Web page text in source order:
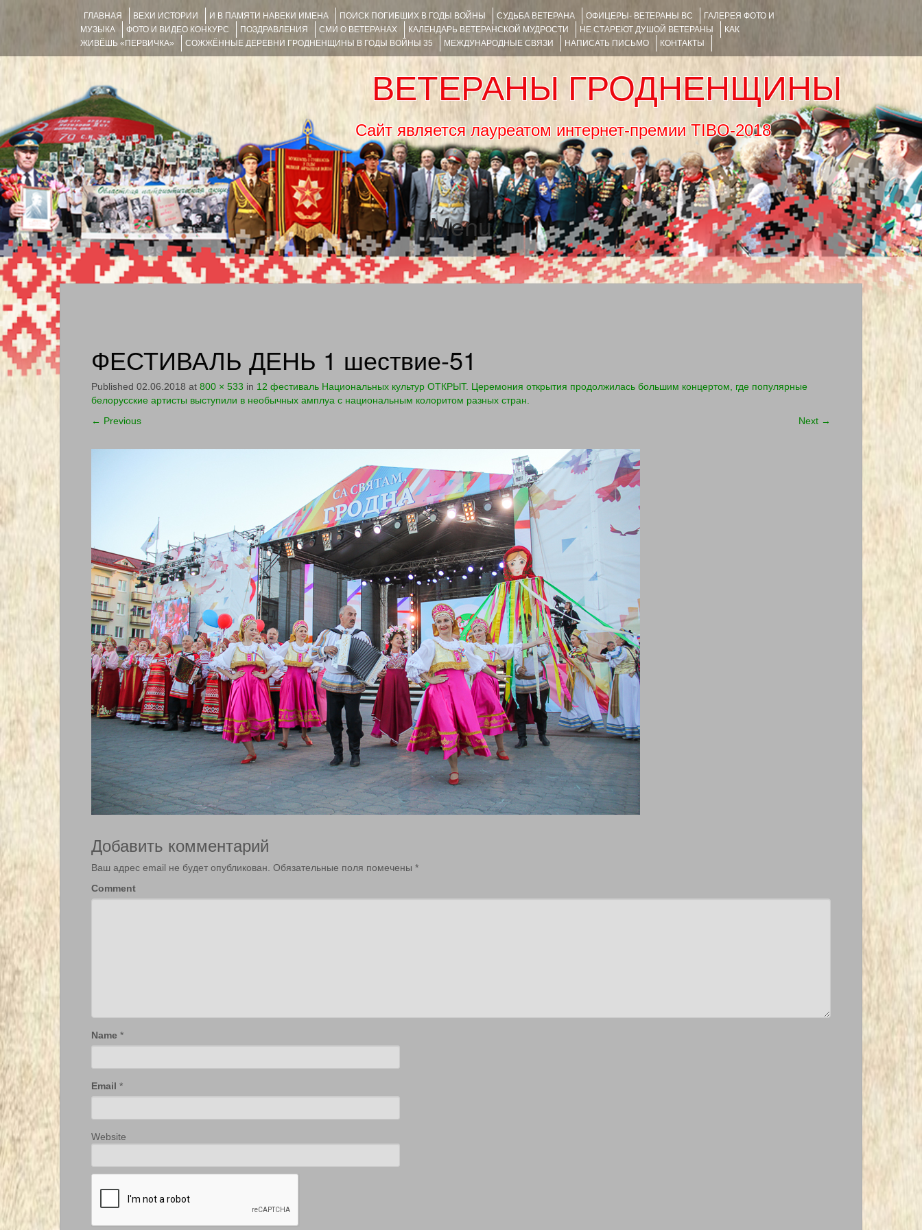
ГЛАВНАЯ ВЕХИ ИСТОРИИ И В ПАМЯТИ НАВЕКИ ИМЕНА ПОИСК ПОГИБШИХ В ГОДЫ ВОЙНЫ СУДЬБА ВЕТЕРАНА ОФИЦЕРЫ- ВЕТЕРАНЫ ВС
ГАЛЕРЕЯ ФОТО И
МУЗЫКА
ФОТО И ВИДЕО КОНКУРС ПОЗДРАВЛЕНИЯ СМИ О ВЕТЕРАНАХ КАЛЕНДАРЬ ВЕТЕРАНСКОЙ МУДРОСТИ НЕ СТАРЕЮТ ДУШОЙ ВЕТЕРАНЫ
КАК
ЖИВЁШЬ «ПЕРВИЧКА»
СОЖЖЁННЫЕ ДЕРЕВНИ ГРОДНЕНЩИНЫ В ГОДЫ ВОЙНЫ 35 МЕЖДУНАРОДНЫЕ СВЯЗИ НАПИСАТЬ ПИСЬМО КОНТАКТЫ
ВЕТЕРАНЫ ГРОДНЕНЩИНЫ
Сайт является лауреатом интернет-премии TIBO-2018
Menu
SKIP TO CONTENT
ФЕСТИВАЛЬ ДЕНЬ 1 шествие-51
Published 02.06.2018 at 800 × 533 in 12 фестиваль Национальных культур ОТКРЫТ. Церемония открытия продолжилась большим концертом, где популярные
белорусские артисты выступили в необычных амплуа с национальным колоритом разных стран.
← Previous Next →
Добавить комментарий
Ваш адрес email не будет опубликован. Обязательные поля помечены *
Comment
Name *
Email *
Website